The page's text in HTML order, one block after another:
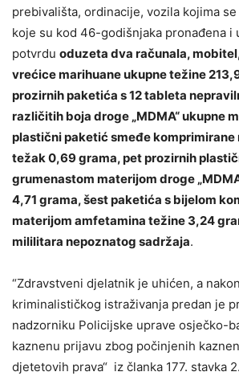
prebivališta, ordinacije, vozila kojima
koje su kod 46-godišnjaka pronađena i
potvrdu oduzeta dva računala,
vrećice marihuane ukupne težine
prozirnih paketića s 12 tableta
različitih boja droge „MDMA“ ukupne
plastični paketić smeđe komprimirane
težak 0,69 grama, pet prozirnih
grumenastom materijom droge
4,71 grama, šest paketića s bijelom
materijom amfetamina težine 3,24
mililitara nepoznatog sadržaja.
“Zdravstveni djelatnik je uhićen, a
kriminalističkog istraživanja predan je
nadzorniku Policijske uprave osječko-
kaznenu prijavu zbog počinjenih
djetetovih prava“ iz članka 177. stavka